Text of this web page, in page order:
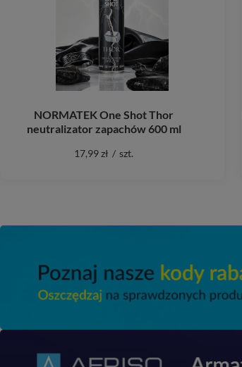
NORMATEK One Shot Thor
neutralizator zapachów 600 ml
17,99 zł / szt.